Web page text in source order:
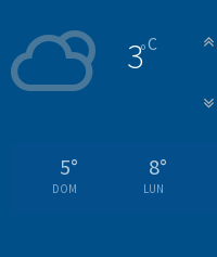
3°C
5°
DOM
8°
LUN